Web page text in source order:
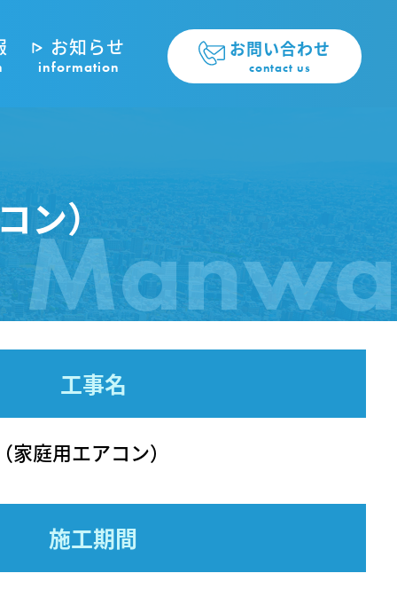
お知らせ
information
お問い合わせ
contact us
Manwa
ン）
工事名
庭用エアコン）
施工期間